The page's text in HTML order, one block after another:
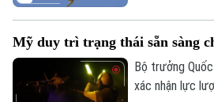
Thị trường
Đánh giá
Hướng nghiệp
Di tích
Y tế
Dinh dưỡng
Thể thao
Bóng đá
Giải trí
Mỹ duy trì trạng thái sẵn sàng
Bộ trưởng
xác nhận lực